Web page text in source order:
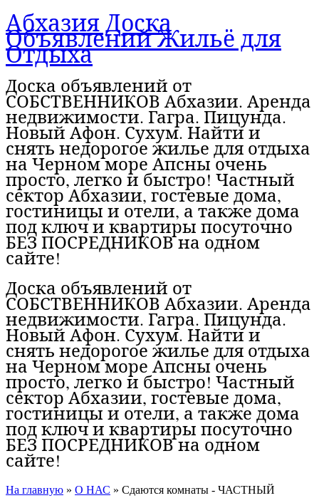
Абхазия Доска
Объявлений Жильё для
Отдыха
Доска объявлений от
СОБСТВЕННИКОВ Абхазии. Аренда
недвижимости. Гагра. Пицунда.
Новый Афон. Сухум. Найти и
снять недорогое жилье для отдыха
на Черном море Апсны очень
просто, легко и быстро! Частный
сектор Абхазии, гостевые дома,
гостиницы и отели, а также дома
под ключ и квартиры посуточно
БЕЗ ПОСРЕДНИКОВ на одном
сайте!
Доска объявлений от
СОБСТВЕННИКОВ Абхазии. Аренда
недвижимости. Гагра. Пицунда.
Новый Афон. Сухум. Найти и
снять недорогое жилье для отдыха
на Черном море Апсны очень
просто, легко и быстро! Частный
сектор Абхазии, гостевые дома,
гостиницы и отели, а также дома
под ключ и квартиры посуточно
БЕЗ ПОСРЕДНИКОВ на одном
сайте!
На главную » О НАС » Сдаются комнаты - ЧАСТНЫЙ